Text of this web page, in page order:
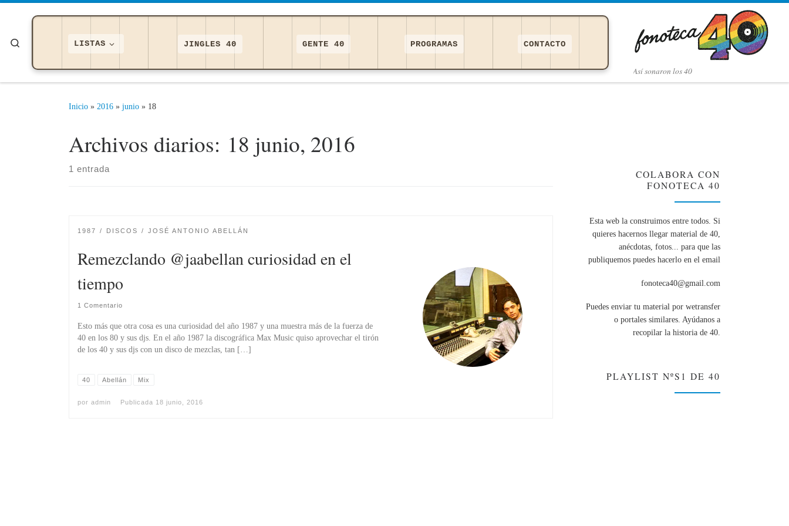
Saltar al contenido
Así­ sonaron los 40
LISTAS JINGLES 40 GENTE 40 PROGRAMAS CONTACTO
Inicio » 2016 » junio » 18
Archivos diarios: 18 junio, 2016
1 entrada
1987 DISCOS JOSÉ ANTONIO ABELLÁN
Remezclando @jaabellan curiosidad en el
tiempo
1 Comentario
Esto más que otra cosa es una curiosidad del año 1987 y una muestra más de la fuerza de
40 en los 80 y sus djs. En el año 1987 la discográfica Max Music quiso aprovechar el tirón
de los 40 y sus djs con un disco de mezclas, tan […]
40 Abellán Mix
por admin Publicada 18 junio, 2016
COLABORA CON
FONOTECA 40
Esta web la construimos entre todos. Si
quieres hacernos llegar material de 40,
anécdotas, fotos... para que las
publiquemos puedes hacerlo en el email
fonoteca40@gmail.com
Puedes enviar tu material por wetransfer
o portales similares. Ayúdanos a
recopilar la historia de 40.
PLAYLIST NºS1 DE 40